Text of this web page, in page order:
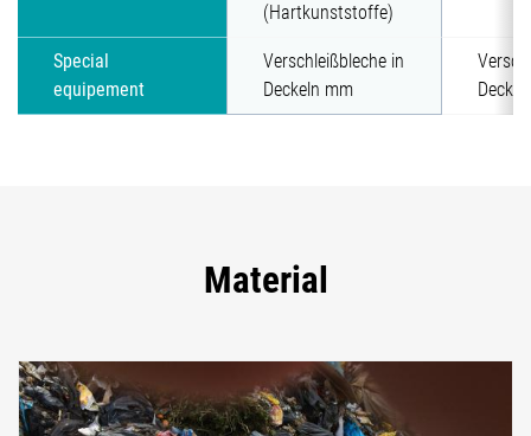
(Hartkunststoffe)
Special
equipement
Verschleißbleche in
Deckeln mm
Material